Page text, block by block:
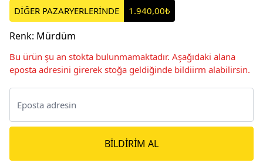
DİĞER PAZARYERLERİNDE 1.940,00₺
Renk: Mürdüm
Bu ürün şu an stokta bulunmamaktadır. Aşağıdaki alana
eposta adresini girerek stoğa geldiğinde bildiirm alabilirsin.
BILDIRIM AL